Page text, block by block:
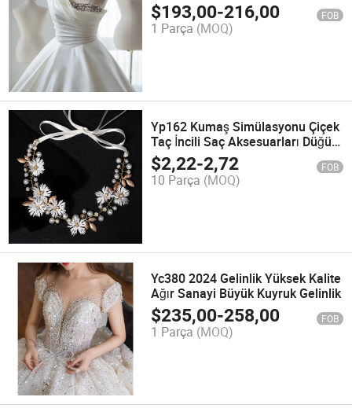
$193,00-216,00 FOB
1 Parça (MOQ)
Yp162 Kumaş Simülasyonu Çiçek
Taç İncili Saç Aksesuarları Düğün
Aksesuarı
$2,22-2,72 FOB
10 Parça (MOQ)
Yc380 2024 Gelinlik Yüksek Kalite
Ağır Sanayi Büyük Kuyruk Gelinlik
$235,00-258,00 FOB
1 Parça (MOQ)